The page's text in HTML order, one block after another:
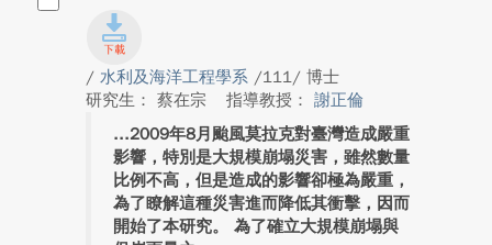
/ 水利及海洋工程學系 /111/ 博士
研究生： 蔡在宗
指導教授： 謝正倫
2009年8月颱風莫拉克對臺灣造成嚴重
影響，特別是大規模崩塌災害，雖然數量
比例不高，但是造成的影響卻極為嚴重，
為了瞭解這種災害進而降低其衝擊，因而
開始了本研究。 為了確立大規模崩塌與